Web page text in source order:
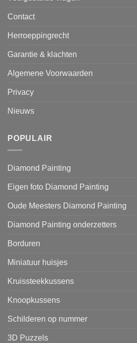
Contact
Herroeppingrecht
Garantie & klachten
Algemene Voorwaarden
Privacy
Nieuws
POPULAIR
Diamond Painting
Eigen foto Diamond Painting
Oude Meesters Diamond Painting
Diamond Painting onderzetters
Borduren
Miniatuur huisjes
Kruissteekkussens
Knoopkussens
Schilderen op nummer
3D Puzzels